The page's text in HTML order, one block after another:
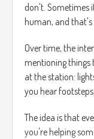
don't. Sometimes
human, and that's
Over time, the
mentioning things
at the station:
you hear
The idea is that
you're helping